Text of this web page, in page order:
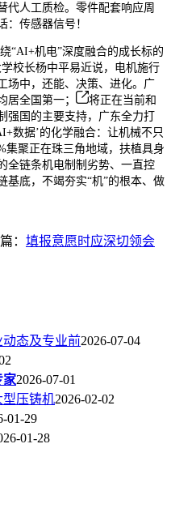
代人工质检。零件配套响应周
：传感器信号！
机电”深度融合的成长标的
校长杨中平易近说，电机施行
场中，还能、决策、进化。广
居全国第一；
将正在当前和
国的主要支持，广东全力打
数据’的化学融合：让机械不只
集聚正在珠三角地域，扶植具身
全链条机电制制劣势、一直控
基底，不竭夯实“机”的根本、做
： 填报意愿时应深切领会
态及专业前2026-07-04
家2026-07-01
型压铸机2026-02-02
01-29
01-28